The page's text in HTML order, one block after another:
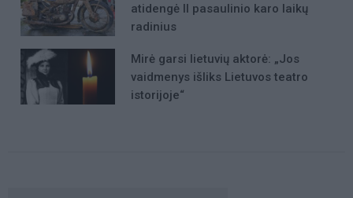
atidengė II pasaulinio karo laikų
radinius
Mirė garsi lietuvių aktorė: „Jos
vaidmenys išliks Lietuvos teatro
istorijoje“